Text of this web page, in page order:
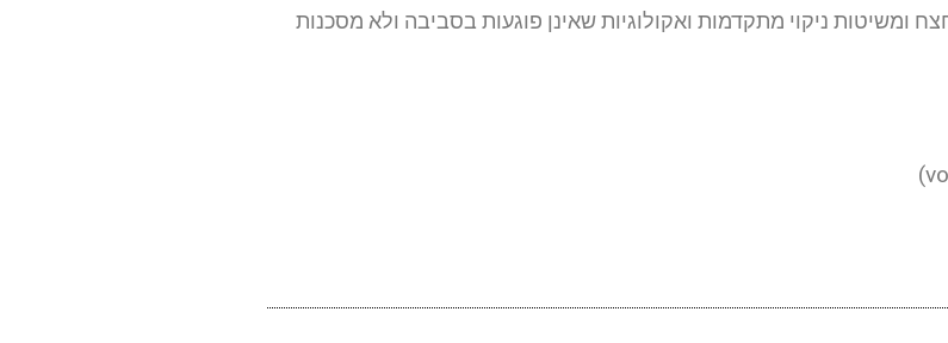
ומשיטות ניקוי מתקדמות ואקולוגיות שאינן פוגעות בסביבה ולא מסכנות